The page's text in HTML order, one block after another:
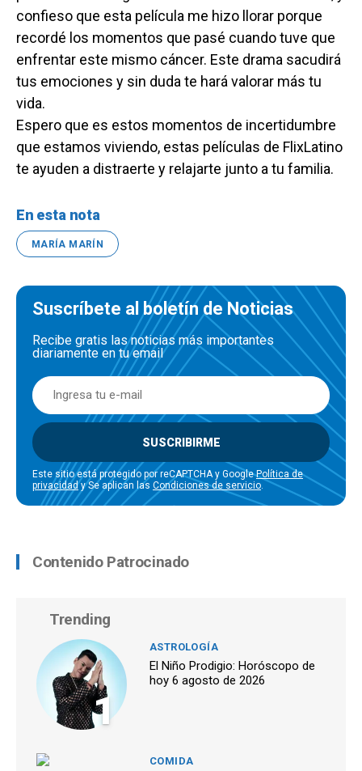
confieso que esta película me hizo llorar porque
recordé los momentos que pasé cuando tuve que
enfrentar este mismo cáncer. Este drama sacudirá
tus emociones y sin duda te hará valorar más tu
vida.
Espero que es estos momentos de incertidumbre
que estamos viviendo, estas películas de FlixLatino
te ayuden a distraerte y relajarte junto a tu familia.
En esta nota
MARÍA MARÍN
Suscríbete al boletín de Noticias
Recibe gratis las noticias más importantes
diariamente en tu email
SUSCRIBIRME
Este sitio está protegido por reCAPTCHA y GooglePolítica de
privacidady Se aplican las Condiciones de servicio.
Contenido Patrocinado
Trending
1
ASTROLOGÍA
El Niño Prodigio: Horóscopo de
hoy 6 agosto de 2026
COMIDA